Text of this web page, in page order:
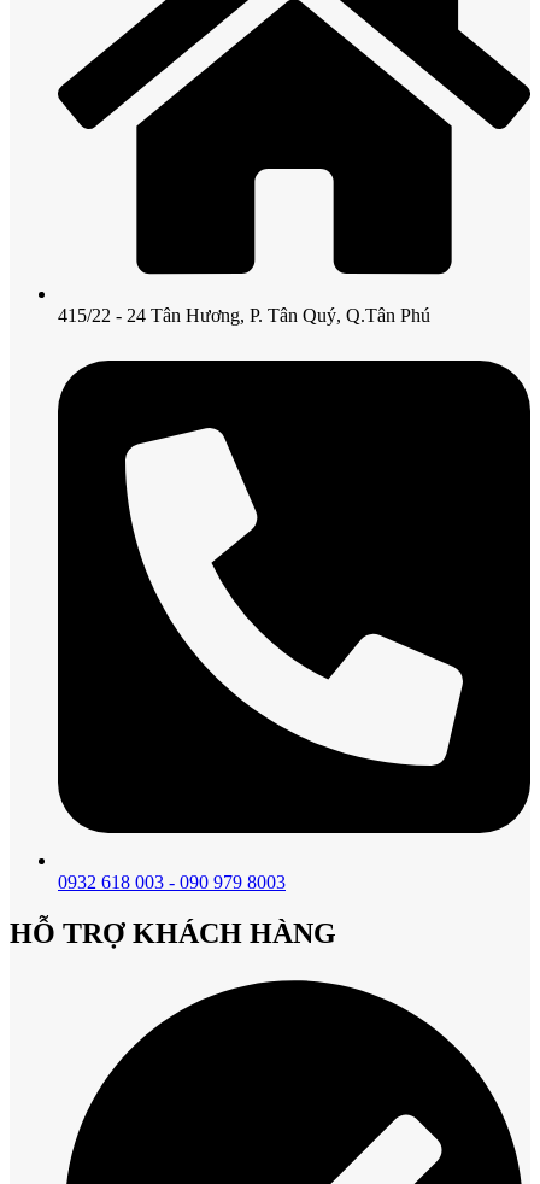
415/22 - 24 Tân Hương, P. Tân Quý, Q.Tân Phú
0932 618 003 - 090 979 8003
HỖ TRỢ KHÁCH HÀNG